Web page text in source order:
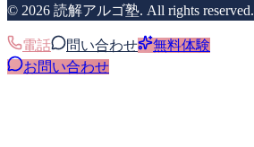
© 2026 読解アルゴ塾. All rights reserved.
電話 問い合わせ
無料体験
お問い合わせ